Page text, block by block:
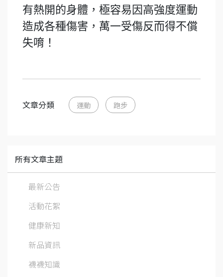
有熱開的身體，極容易因高強度運動
造成各種傷害，萬一受傷反而得不償
失唷！
文章分類 運動 跑步
所有文章主題
最新公告
活動花絮
健康新知
新品資訊
襪襪知識